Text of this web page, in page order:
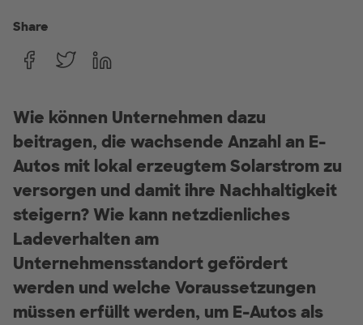
Share
Wie können Unternehmen dazu
beitragen, die wachsende Anzahl an E-
Autos mit lokal erzeugtem Solarstrom zu
versorgen und damit ihre Nachhaltigkeit
steigern? Wie kann netzdienliches
Ladeverhalten am
Unternehmensstandort gefördert
werden und welche Voraussetzungen
müssen erfüllt werden, um E-Autos als